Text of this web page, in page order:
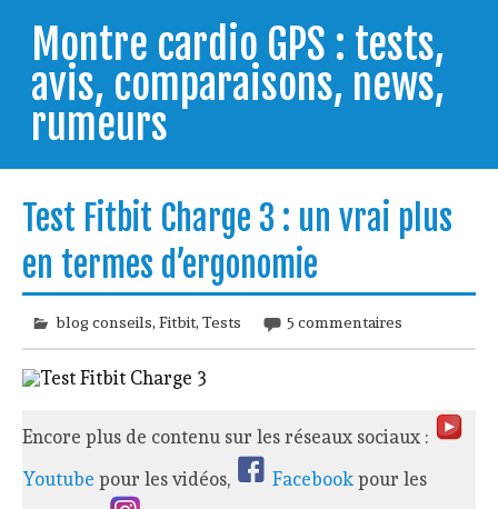
contentMontre cardio GPS : tests,
avis, comparaisons, news,
rumeurs
trouver celle qui répondra à vos besoins et
comprendre comment bien l'utiliser.
Test Fitbit Charge 3 : un vrai plus
en termes d’ergonomie
blog conseils,Fitbit,Tests 5 commentaires
Encore plus de contenu sur les réseaux sociaux :
Youtube pour les vidéos, Facebookpour les